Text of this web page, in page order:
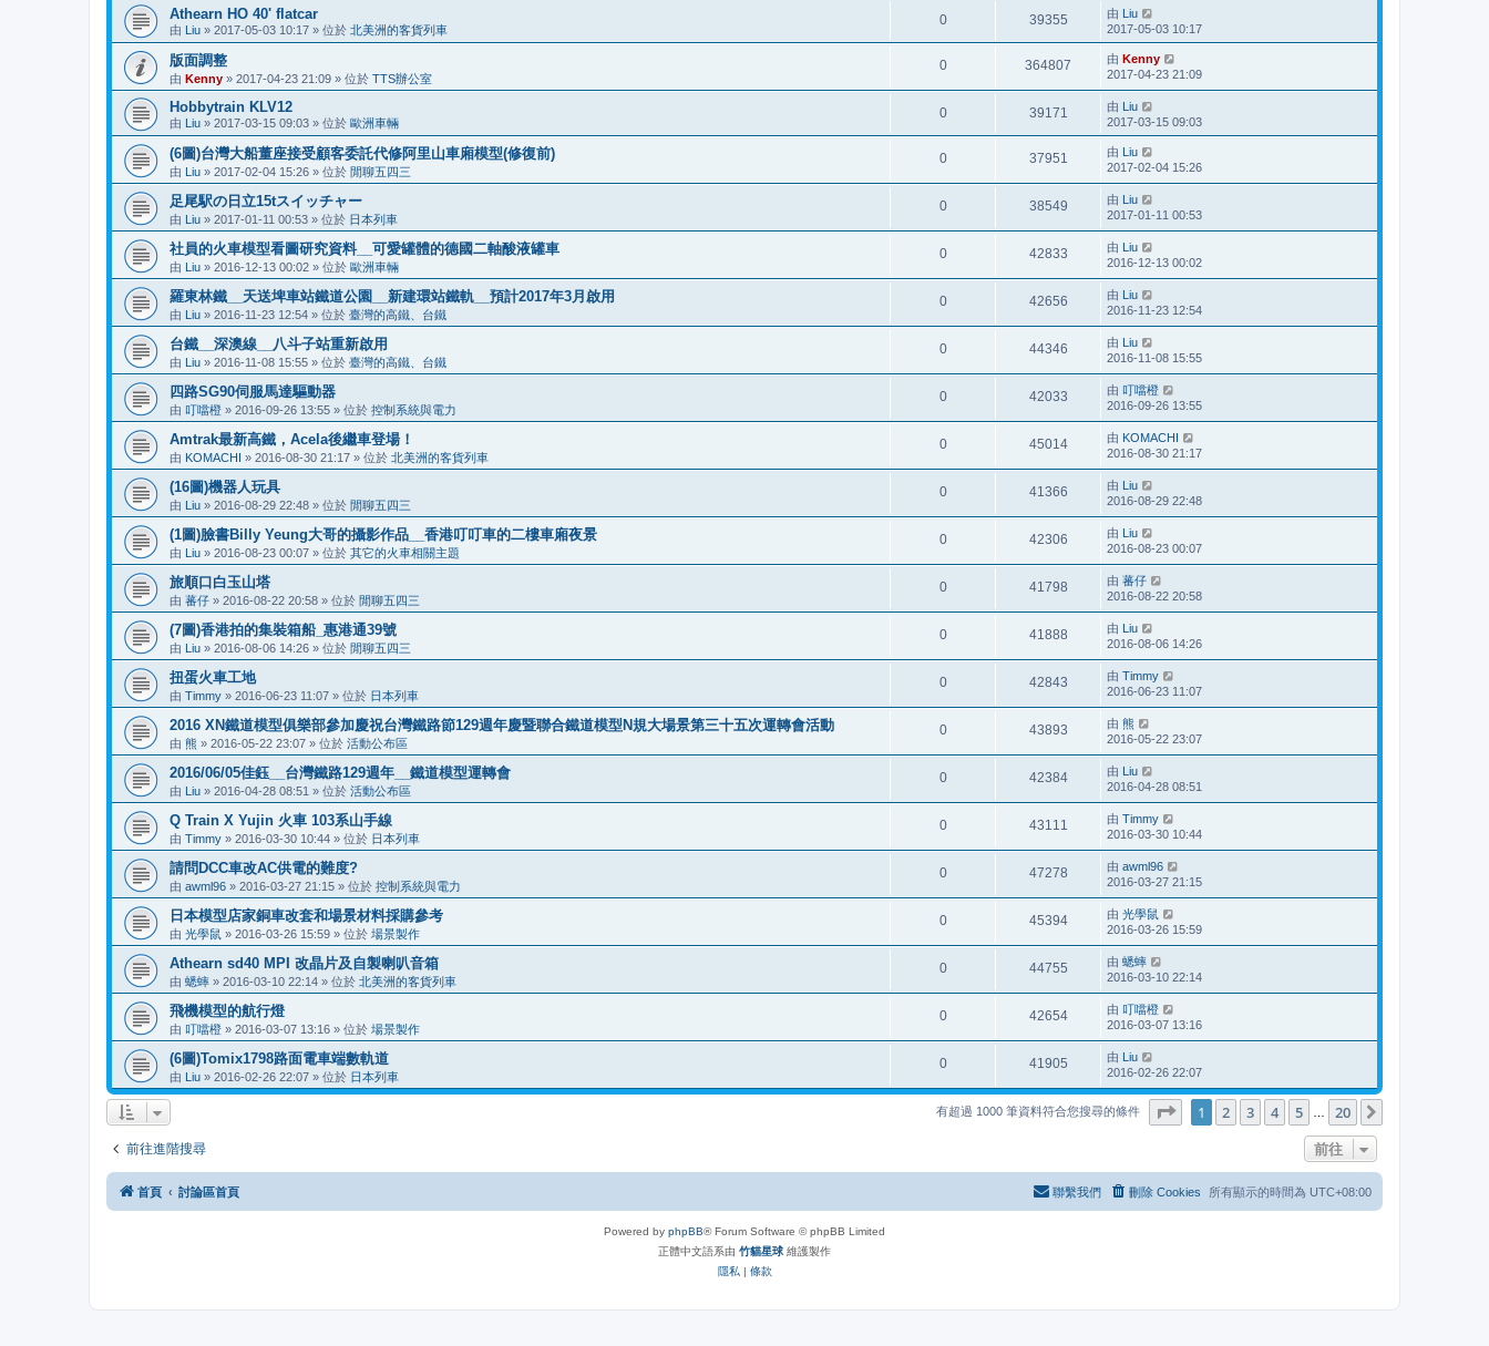
Athearn HO 40' flatcar
由 Liu » 2017-05-03 10:17 » 位於 北美洲的客貨列車
0 39355 由 Liu
2017-05-03 10:17
版面調整
由 Kenny » 2017-04-23 21:09 » 位於 TTS辦公室
0 364807 由 Kenny
2017-04-23 21:09
Hobbytrain KLV12
由 Liu » 2017-03-15 09:03 » 位於 歐洲車輛
0 39171 由 Liu
2017-03-15 09:03
(6圖)台灣大船董座接受顧客委託代修阿里山車廂模型(修復前)
由 Liu » 2017-02-04 15:26 » 位於 閒聊五四三
0 37951 由 Liu
2017-02-04 15:26
足尾駅の日立15tスイッチャー
由 Liu » 2017-01-11 00:53 » 位於 日本列車
0 38549 由 Liu
2017-01-11 00:53
社員的火車模型看圖研究資料__可愛罐體的德國二軸酸液罐車
由 Liu » 2016-12-13 00:02 » 位於 歐洲車輛
0 42833 由 Liu
2016-12-13 00:02
羅東林鐵__天送埤車站鐵道公園__新建環站鐵軌__預計2017年3月啟用
由 Liu » 2016-11-23 12:54 » 位於 臺灣的高鐵、台鐵
0 42656 由 Liu
2016-11-23 12:54
台鐵__深澳線__八斗子站重新啟用
由 Liu » 2016-11-08 15:55 » 位於 臺灣的高鐵、台鐵
0 44346 由 Liu
2016-11-08 15:55
四路SG90伺服馬達驅動器
由 叮噹橙 » 2016-09-26 13:55 » 位於 控制系統與電力
0 42033 由 叮噹橙
2016-09-26 13:55
Amtrak最新高鐵，Acela後繼車登場！
由 KOMACHI » 2016-08-30 21:17 » 位於 北美洲的客貨列車
0 45014 由 KOMACHI
2016-08-30 21:17
(16圖)機器人玩具
由 Liu » 2016-08-29 22:48 » 位於 閒聊五四三
0 41366 由 Liu
2016-08-29 22:48
(1圖)臉書Billy Yeung大哥的攝影作品__香港叮叮車的二樓車廂夜景
由 Liu » 2016-08-23 00:07 » 位於 其它的火車相關主題
0 42306 由 Liu
2016-08-23 00:07
旅順口白玉山塔
由 蕃仔 » 2016-08-22 20:58 » 位於 閒聊五四三
0 41798 由 蕃仔
2016-08-22 20:58
(7圖)香港拍的集裝箱船_惠港通39號
由 Liu » 2016-08-06 14:26 » 位於 閒聊五四三
0 41888 由 Liu
2016-08-06 14:26
扭蛋火車工地
由 Timmy » 2016-06-23 11:07 » 位於 日本列車
0 42843 由 Timmy
2016-06-23 11:07
2016 XN鐵道模型俱樂部參加慶祝台灣鐵路節129週年慶暨聯合鐵道模型N規大場景第三十五次運轉會活動
由 熊 » 2016-05-22 23:07 » 位於 活動公布區
0 43893 由 熊
2016-05-22 23:07
2016/06/05佳鈺__台灣鐵路129週年__鐵道模型運轉會
由 Liu » 2016-04-28 08:51 » 位於 活動公布區
0 42384 由 Liu
2016-04-28 08:51
Q Train X Yujin 火車 103系山手線
由 Timmy » 2016-03-30 10:44 » 位於 日本列車
0 43111 由 Timmy
2016-03-30 10:44
請問DCC車改AC供電的難度?
由 awml96 » 2016-03-27 21:15 » 位於 控制系統與電力
0 47278 由 awml96
2016-03-27 21:15
日本模型店家銅車改套和場景材料採購參考
由 光學鼠 » 2016-03-26 15:59 » 位於 場景製作
0 45394 由 光學鼠
2016-03-26 15:59
Athearn sd40 MPI 改晶片及自製喇叭音箱
由 蟋蟀 » 2016-03-10 22:14 » 位於 北美洲的客貨列車
0 44755 由 蟋蟀
2016-03-10 22:14
飛機模型的航行燈
由 叮噹橙 » 2016-03-07 13:16 » 位於 場景製作
0 42654 由 叮噹橙
2016-03-07 13:16
(6圖)Tomix1798路面電車端數軌道
由 Liu » 2016-02-26 22:07 » 位於 日本列車
0 41905 由 Liu
2016-02-26 22:07
有超過 1000 筆資料符合您搜尋的條件 1頁 (共 20 頁)
1 2 3 4 5 20
前往進階搜尋 前往
首頁 討論區首頁 所有顯示的時間為 UTC+08:00
刪除 Cookies
聯繫我們
Powered by phpBB® Forum Software © phpBB Limited
正體中文語系由 竹貓星球 維護製作
隱私 | 條款